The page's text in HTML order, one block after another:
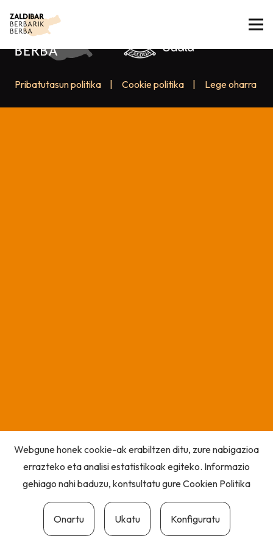
Pribatutasun politika Cookie politika Lege oharra
Webgune honek cookie-ak erabiltzen ditu, zure nabigazioa
errazteko eta analisi estatistikoak egiteko. Informazio
gehiago nahi baduzu, kontsultatu gureCookien Politika
Onartu Ukatu Konfiguratu